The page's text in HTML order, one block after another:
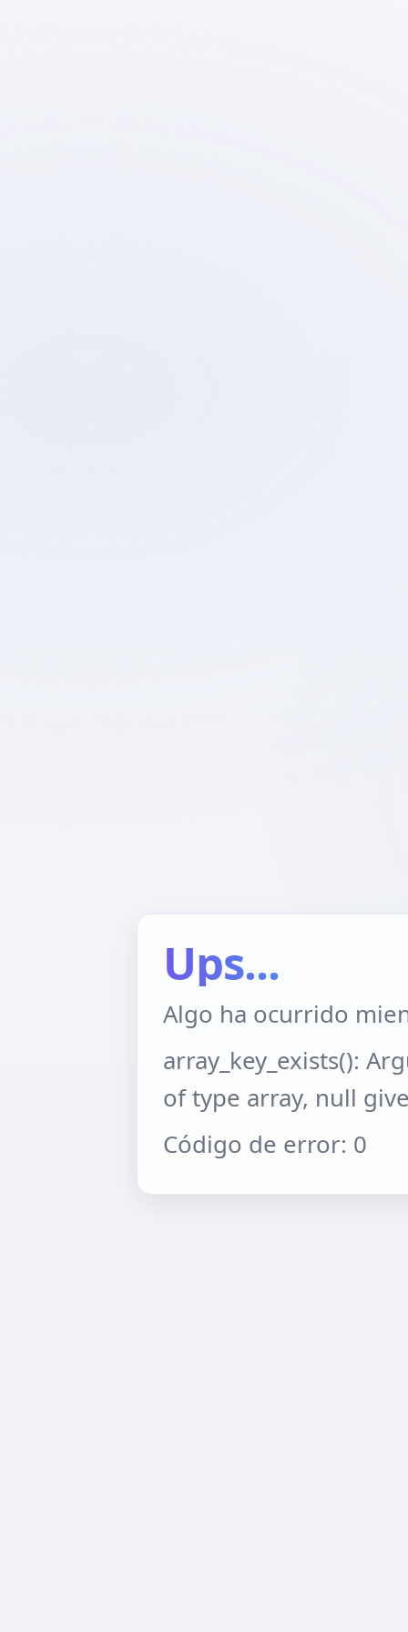
Ups...
Algo ha ocurrido
array_key_exists():
of type array, null
Código de error: 0